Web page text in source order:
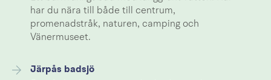
har du nära till både till centrum,
promenadstråk, naturen, camping och
Vänermuseet.
Järpås badsjö